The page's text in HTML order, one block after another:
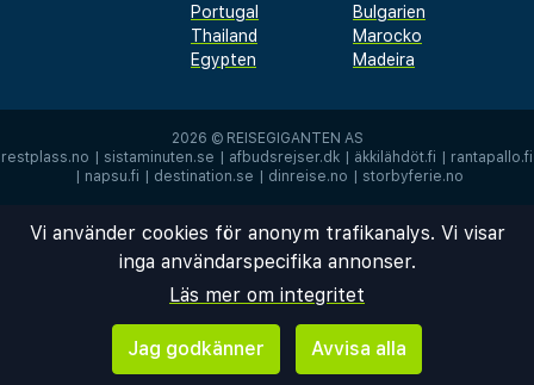
Portugal
Bulgarien
Thailand
Marocko
Egypten
Madeira
2026 © REISEGIGANTEN AS
restplass.no | sistaminuten.se | afbudsrejser.dk | äkkilähdöt.fi | rantapallo.fi
| napsu.fi | destination.se | dinreise.no | storbyferie.no
Vi använder cookies för anonym trafikanalys. Vi visar
inga användarspecifika annonser.
Läs mer om integritet
Jag godkänner Avvisa alla